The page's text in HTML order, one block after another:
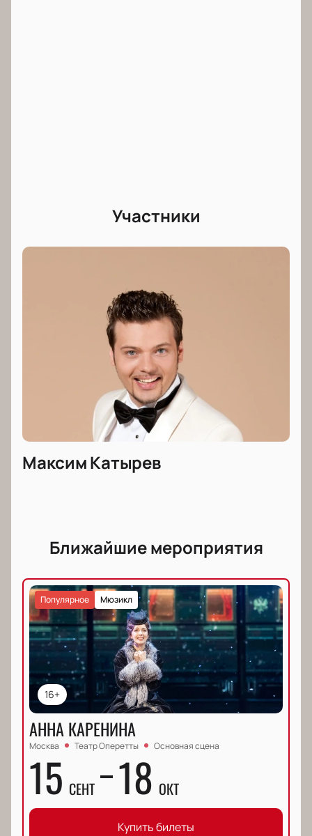
Участники
Максим Катырев
Ближайшие мероприятия
16+
Мюзикл
Популярное
АННА КАРЕНИНА
Москва Театр Оперетты Основная сцена
15 СЕНТ 18 ОКТ
Купить билеты